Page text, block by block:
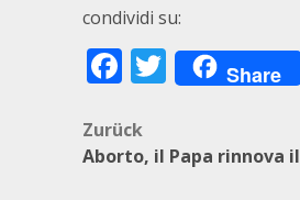
condividi su:
Facebook
Twitter
Share
Zurück
Aborto, il Papa rinnova